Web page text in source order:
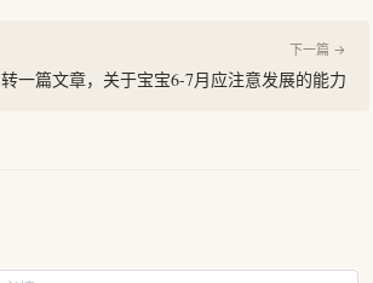
下一篇 →
转一篇文章，关于宝宝6-7月应注意发展的能力